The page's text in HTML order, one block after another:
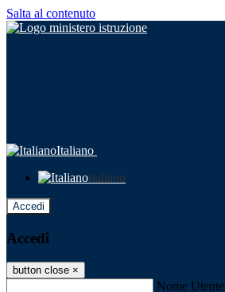
Salta al contenuto
Italiano
Italiano
Accedi
Accedi
button close ×
Nome Utente